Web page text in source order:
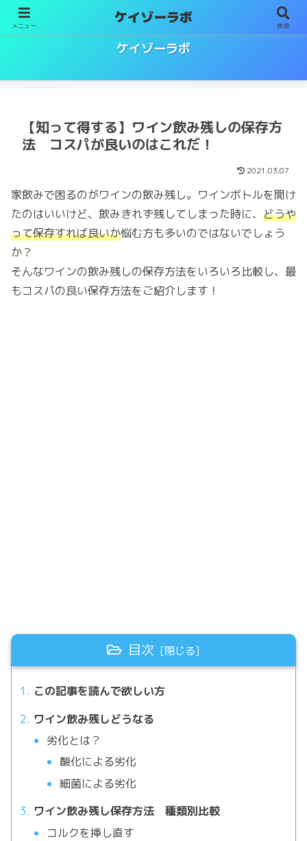
ケイゾーラボ
【知って得する】ワイン飲み残しの保存方
法 コスパが良いのはこれだ！
2021.03.07
家飲みで困るのがワインの飲み残し。ワインボトルを開け
たのはいいけど、飲みきれず残してしまった時に、 どうや
って保存すれば良いか悩む方も多いのではないでしょう
か？
そんなワインの飲み残しの保存方法をいろいろ比較し、最
もコスパの良い保存方法をご紹介します！
目次
この記事を読んで欲しい方
ワイン飲み残しどうなる
劣化とは？
酸化による劣化
細菌による劣化
ワイン飲み残し保存方法 種類別比較
コルクを挿し直す
メニュー ケイゾーラボ 検索